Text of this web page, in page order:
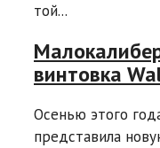
той...
винтовка
Осенью этого
представила